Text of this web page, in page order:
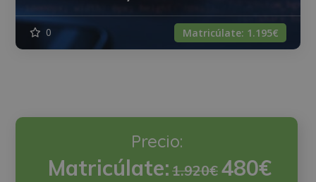
0 Matricúlate: 1.195€
Precio:
Matricúlate:1.920€ 480€